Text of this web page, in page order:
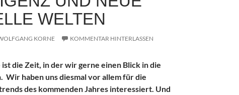
WELTEN
KORNE KOMMENTAR HINTERLASSEN
ist die Zeit, in der wir gerne einen Blick in die
haben uns diesmal vor allem für die
des kommenden Jahres interessiert. Und